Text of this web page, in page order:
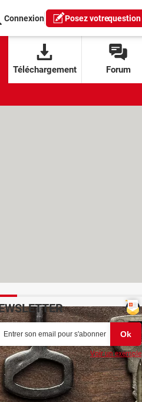
Connexion Posez votrequestion
Téléchargement Forum
Voir un exemple